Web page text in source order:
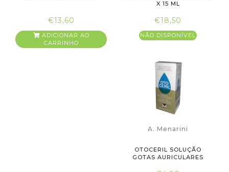
€13,60
ADICIONAR AO
CARRINHO
X 15 ML
€18,50
NÃO DISPONÍVEL
A. Menarini
OTOCERIL SOLUÇÃO
GOTAS AURICULARES